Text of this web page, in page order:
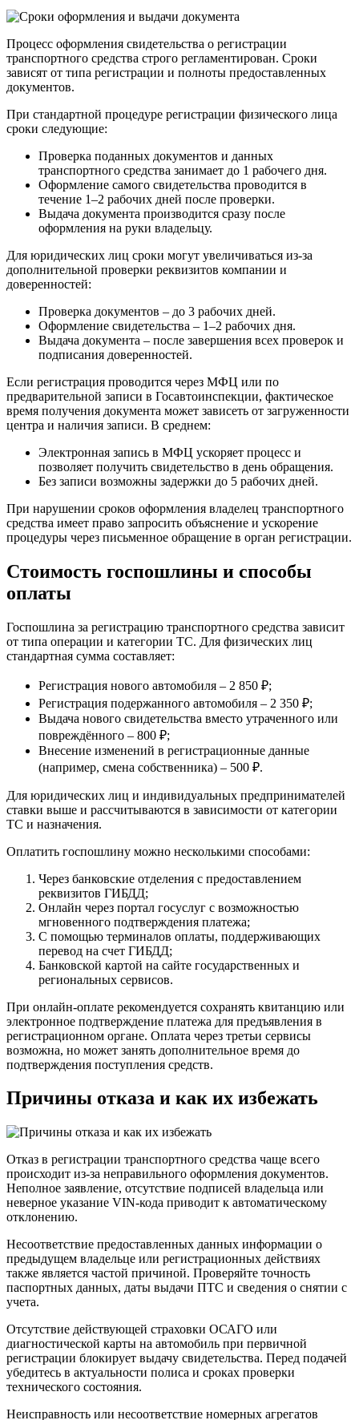
Процесс оформления свидетельства о регистрации
транспортного средства строго регламентирован. Сроки
зависят от типа регистрации и полноты предоставленных
документов.
При стандартной процедуре регистрации физического лица
сроки следующие:
Проверка поданных документов и данных
транспортного средства занимает до 1 рабочего дня.
Оформление самого свидетельства проводится в
течение 1–2 рабочих дней после проверки.
Выдача документа производится сразу после
оформления на руки владельцу.
Для юридических лиц сроки могут увеличиваться из-за
дополнительной проверки реквизитов компании и
доверенностей:
Проверка документов – до 3 рабочих дней.
Оформление свидетельства – 1–2 рабочих дня.
Выдача документа – после завершения всех проверок и
подписания доверенностей.
Если регистрация проводится через МФЦ или по
предварительной записи в Госавтоинспекции, фактическое
время получения документа может зависеть от загруженности
центра и наличия записи. В среднем:
Электронная запись в МФЦ ускоряет процесс и
позволяет получить свидетельство в день обращения.
Без записи возможны задержки до 5 рабочих дней.
При нарушении сроков оформления владелец транспортного
средства имеет право запросить объяснение и ускорение
процедуры через письменное обращение в орган регистрации.
Стоимость госпошлины и способы
оплаты
Госпошлина за регистрацию транспортного средства зависит
от типа операции и категории ТС. Для физических лиц
стандартная сумма составляет:
Регистрация нового автомобиля – 2 850 ₽;
Регистрация подержанного автомобиля – 2 350 ₽;
Выдача нового свидетельства вместо утраченного или
повреждённого – 800 ₽;
Внесение изменений в регистрационные данные
(например, смена собственника) – 500 ₽.
Для юридических лиц и индивидуальных предпринимателей
ставки выше и рассчитываются в зависимости от категории
ТС и назначения.
Оплатить госпошлину можно несколькими способами:
Через банковские отделения с предоставлением
реквизитов ГИБДД;
Онлайн через портал госуслуг с возможностью
мгновенного подтверждения платежа;
С помощью терминалов оплаты, поддерживающих
перевод на счет ГИБДД;
Банковской картой на сайте государственных и
региональных сервисов.
При онлайн-оплате рекомендуется сохранять квитанцию или
электронное подтверждение платежа для предъявления в
регистрационном органе. Оплата через третьи сервисы
возможна, но может занять дополнительное время до
подтверждения поступления средств.
Причины отказа и как их избежать
Отказ в регистрации транспортного средства чаще всего
происходит из-за неправильного оформления документов.
Неполное заявление, отсутствие подписей владельца или
неверное указание VIN-кода приводит к автоматическому
отклонению.
Несоответствие предоставленных данных информации о
предыдущем владельце или регистрационных действиях
также является частой причиной. Проверяйте точность
паспортных данных, даты выдачи ПТС и сведения о снятии с
учета.
Отсутствие действующей страховки ОСАГО или
диагностической карты на автомобиль при первичной
регистрации блокирует выдачу свидетельства. Перед подачей
убедитесь в актуальности полиса и сроках проверки
технического состояния.
Неисправность или несоответствие номерных агрегатов